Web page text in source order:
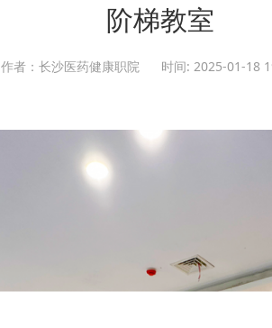
阶梯教室
作者：长沙医药健康职院 时间: 2025-01-18